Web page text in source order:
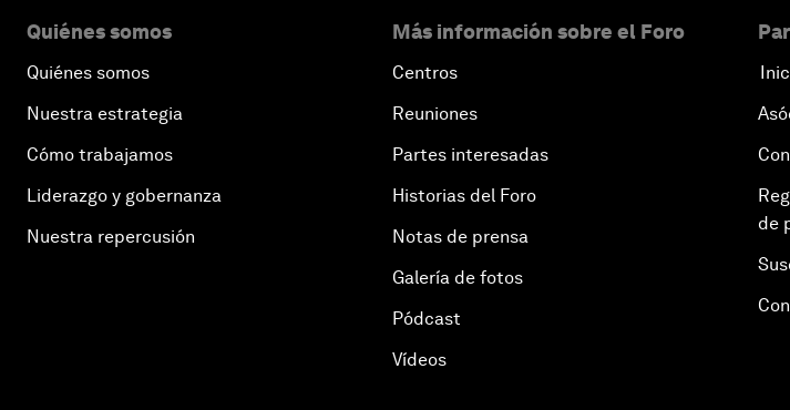
Quiénes somos
Quiénes somos
Nuestra estrategia
Cómo trabajamos
Liderazgo y gobernanza
Nuestra repercusión
Más información sobre el Foro
Centros
Reuniones
Partes interesadas
Historias del Foro
Notas de prensa
Galería de fotos
Pódcast
Vídeos
de